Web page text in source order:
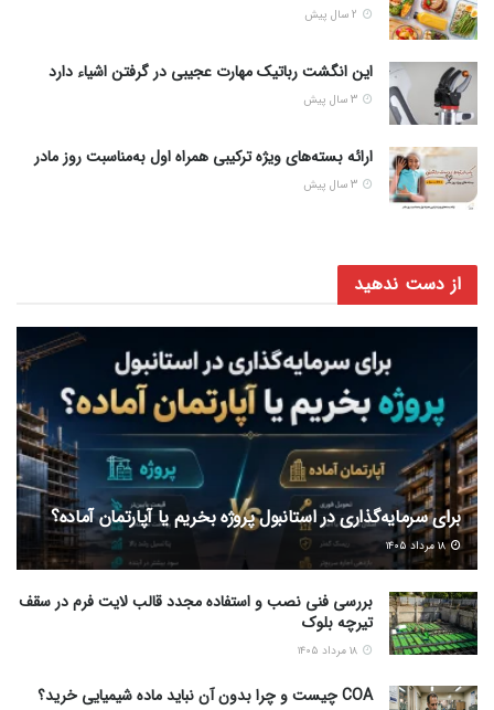
این انگشت رباتیک مهارت عجیبی در گرفتن اشیاء دارد
ارائه بسته‌های ویژه ترکیبی همراه اول به‌مناسبت روز مادر
از دست ندهید
برای سرمایه‌گذاری در استانبول پروژه بخریم یا آپارتمان آماده؟
۱۸ مرداد ۱۴۰۵
بررسی فنی نصب و استفاده مجدد قالب لایت فرم در سقف
تیرچه بلوک
COA چیست و چرا بدون آن نباید ماده شیمیایی خرید؟